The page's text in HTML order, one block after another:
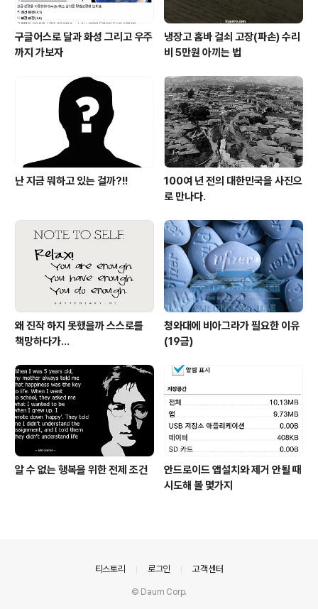
구글어스로 달과 화성 그리고 우주
까지 가보자
냉장고 홈바 걸쇠 고장(파손) 수리
비 5만원 아끼는 법
난 지금 뭐하고 있는 걸까?!!
100여 년 전의 대한민국을 사진으
로 만나다.
왜 진작 하지 못했을까 스스로를
책망하다가...
청와대에 비아그라가 필요한 이유
(19금)
알 수 없는 행복을 위한 전제 조건
안드로이드 앱설치와 제거 안될 때
시도해 볼 몇가지
티스토리 로그인 고객센터
© Daum Corp.